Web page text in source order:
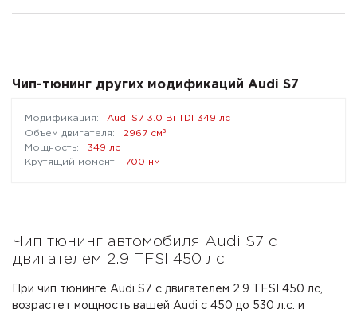
Чип-тюнинг других модификаций Audi S7
Audi S7 3.0 Bi TDI 349 лс
2967 см³
349 лс
700 нм
Чип тюнинг автомобиля Audi S7 с
двигателем 2.9 TFSI 450 лс
При чип тюнинге Audi S7 с двигателем 2.9 TFSI 450 лс,
возрастет мощность вашей Audi с 450 до 530 л.с. и